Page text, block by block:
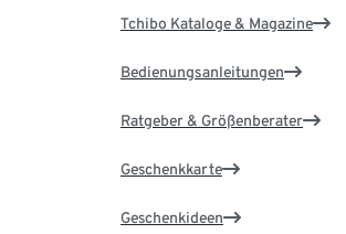
Tchibo Kataloge & Magazine
Bedienungsanleitungen
Ratgeber & Größenberater
Geschenkkarte
Geschenkideen